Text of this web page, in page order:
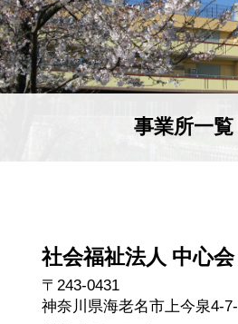
事業所一覧
社会福祉法人 中心
〒243-0431
神奈川県海老名市上今泉4-